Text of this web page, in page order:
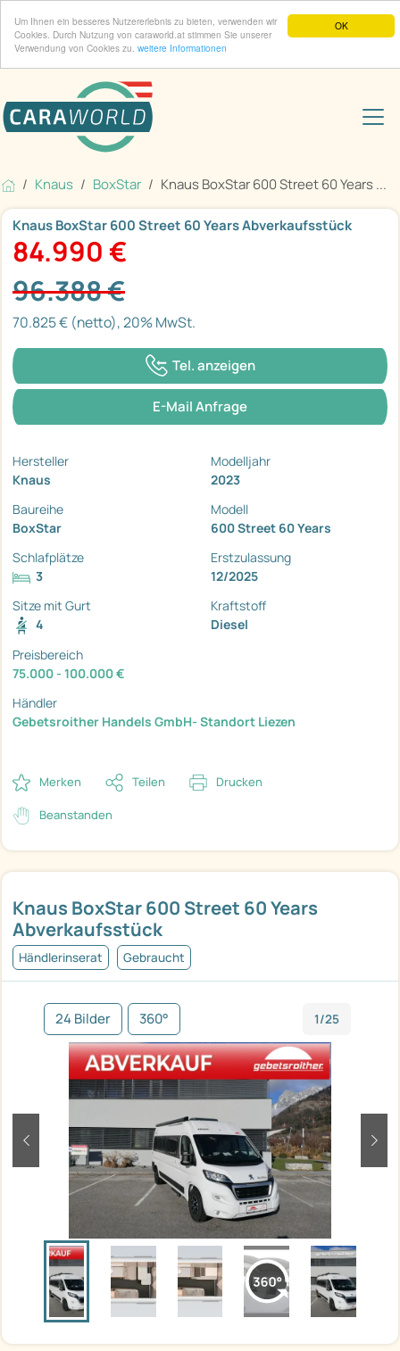
OK
Um Ihnen ein besseres Nutzererlebnis zu bieten, verwenden wir
Cookies. Durch Nutzung von caraworld.at stimmen Sie unserer
Verwendung von Cookies zu. weitere Informationen
Knaus BoxStar Knaus BoxStar 600 Street 60 Years ...
Knaus BoxStar 600 Street 60 Years
Abverkaufsstück
Händlerinserat Gebraucht
24 Bilder 360° 1/25
zurück
Knaus BoxStar 600 Street 60 Years Abverkaufsstück
84.990 €
96.388 €
70.825 € (netto), 20% MwSt.
Tel. anzeigen
E-Mail Anfrage
Hersteller
Knaus
Modelljahr
2023
Baureihe
BoxStar
Modell
600 Street 60 Years
Schlafplätze
3
Erstzulassung
12/2025
Sitze mit Gurt
4
Kraftstoff
Diesel
Preisbereich
75.000 - 100.000 €
Händler
Gebetsroither Handels GmbH- Standort Liezen
Merken Teilen Drucken
Beanstanden